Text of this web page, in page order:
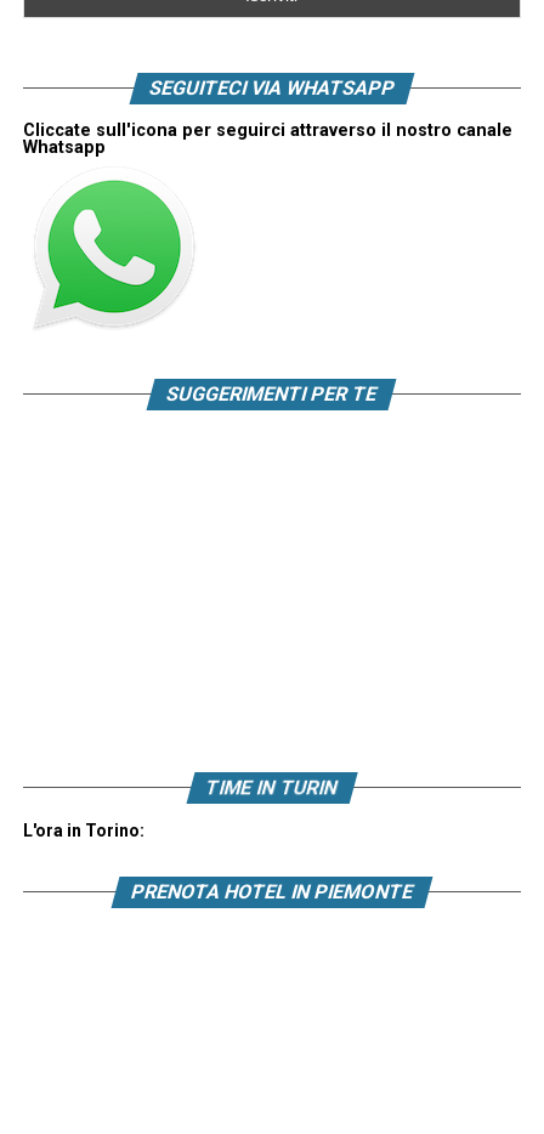
SEGUITECI VIA WHATSAPP
Cliccate sull'icona per seguirci attraverso il nostro canale
Whatsapp
SUGGERIMENTI PER TE
TIME IN TURIN
L'ora in Torino:
PRENOTA HOTEL IN PIEMONTE